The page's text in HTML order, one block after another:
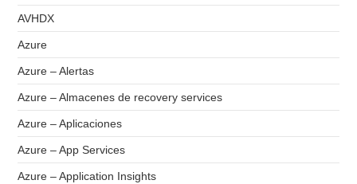
AVHDX
Azure
Azure – Alertas
Azure – Almacenes de recovery services
Azure – Aplicaciones
Azure – App Services
Azure – Application Insights